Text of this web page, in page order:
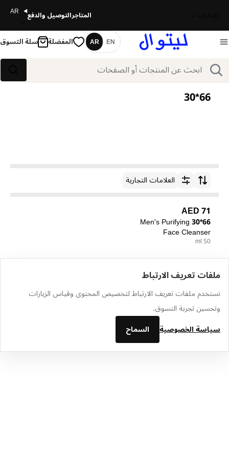
المتاجرالتوصيل والدفع AR
بحث
اللغة
EN
AR المفضلة سلة التسوق
66*30
ترتيب حسبالعلامات التجارية
71 AED
66*30
Men's Purifying
Face Cleanser
50 ml
الرئيسية الكتالوج سلة التسوقملفات تعريف الارتباط
نستخدم ملفات تعريف الارتباط لتخصيص المحتوى وقياس الزيارات
وتحسين تجربة التسوق.
سياسة الخصوصية
السماح